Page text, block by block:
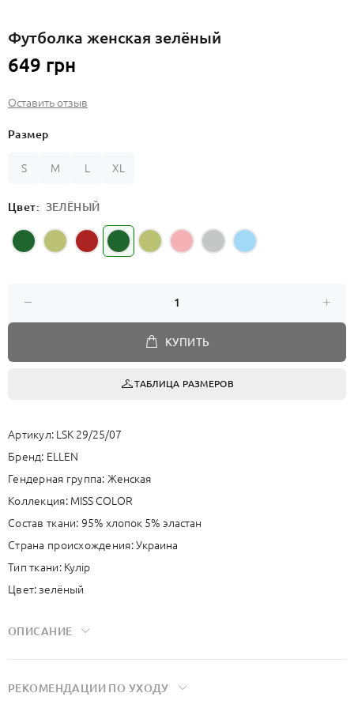
Футболка женская зелёный
649 грн
Оставить отзыв
Размер
S M L XL
Цвет: ЗЕЛЁНЫЙ
КУПИТЬ
ТАБЛИЦА РАЗМЕРОВ
Артикул: LSK 29/25/07
Бренд: ELLEN
Гендерная группа: Женская
Коллекция:MISS COLOR
Состав ткани: 95% хлопок 5% эластан
Страна происхождения:Украина
Тип ткани:Кулір
Цвет:зелёный
ОПИСАНИЕ
Благодаря эластану хлопок хорошо тянется, мягко ложится по
РЕКОМЕНДАЦИИ ПО УХОДУ